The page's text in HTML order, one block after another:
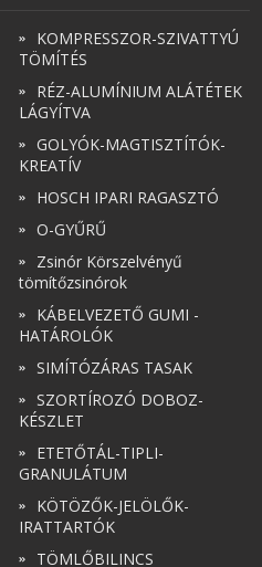
KOMPRESSZOR-SZIVATTYÚ
TÖMÍTÉS
RÉZ-ALUMÍNIUM ALÁTÉTEK
LÁGYÍTVA
GOLYÓK-MAGTISZTÍTÓK-
KREATÍV
HOSCH IPARI RAGASZTÓ
O-GYŰRŰ
Zsinór Körszelvényű
tömítőzsinórok
KÁBELVEZETŐ GUMI -
HATÁROLÓK
SIMÍTÓZÁRAS TASAK
SZORTÍROZÓ DOBOZ-
KÉSZLET
ETETŐTÁL-TIPLI-
GRANULÁTUM
KÖTÖZŐK-JELÖLŐK-
IRATTARTÓK
TÖMLŐBILINCS